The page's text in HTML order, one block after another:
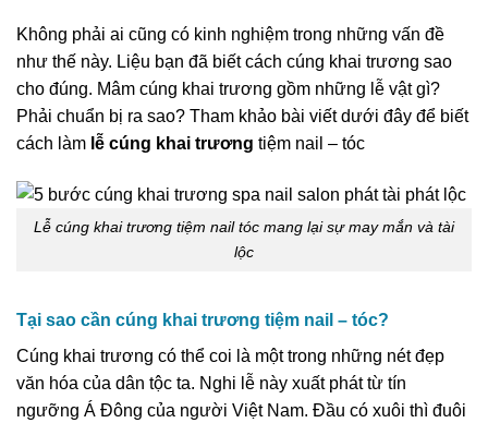
Không phải ai cũng có kinh nghiệm trong những vấn đề
như thế này. Liệu bạn đã biết cách cúng khai trương sao
cho đúng. Mâm cúng khai trương gồm những lễ vật gì?
Phải chuẩn bị ra sao? Tham khảo bài viết dưới đây để biết
cách làm lễ cúng khai trương tiệm nail – tóc
Lễ cúng khai trương tiệm nail tóc mang lại sự may mắn và tài
lộc
Tại sao cần cúng khai trương tiệm nail – tóc?
Cúng khai trương có thể coi là một trong những nét đẹp
văn hóa của dân tộc ta. Nghi lễ này xuất phát từ tín
ngưỡng Á Đông của người Việt Nam. Đầu có xuôi thì đuôi